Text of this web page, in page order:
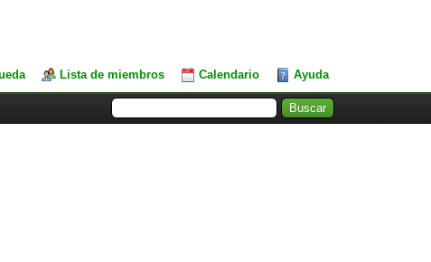
Lista de miembros Calendario Ayuda